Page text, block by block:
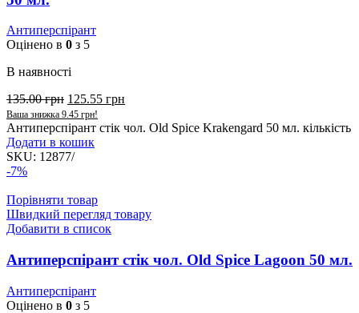
Антиперспірант
Оцінено в 0 з 5
В наявності
135.00грн 125.55 грн
Ваша знижка 9.45 грн!
Антиперспірант стік чол. Old Spice Krakengard 50 мл. кількість
Додати в кошик
SKU: 12877/
-7%
Порівняти товар
Швидкий перегляд товару
Добавити в список
Антиперспірант стік чол. Old Spice Lagoon 50 мл.
Антиперспірант
Оцінено в 0 з 5